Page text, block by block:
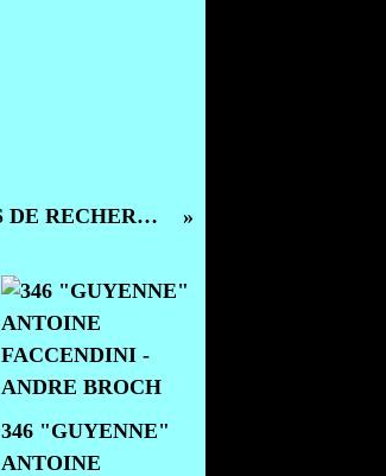
346 "GUYENNE" AVIS DE RECHERCHE D'UN AVIATEUR DU 2/23
346 "GUYENNE"
ANTOINE